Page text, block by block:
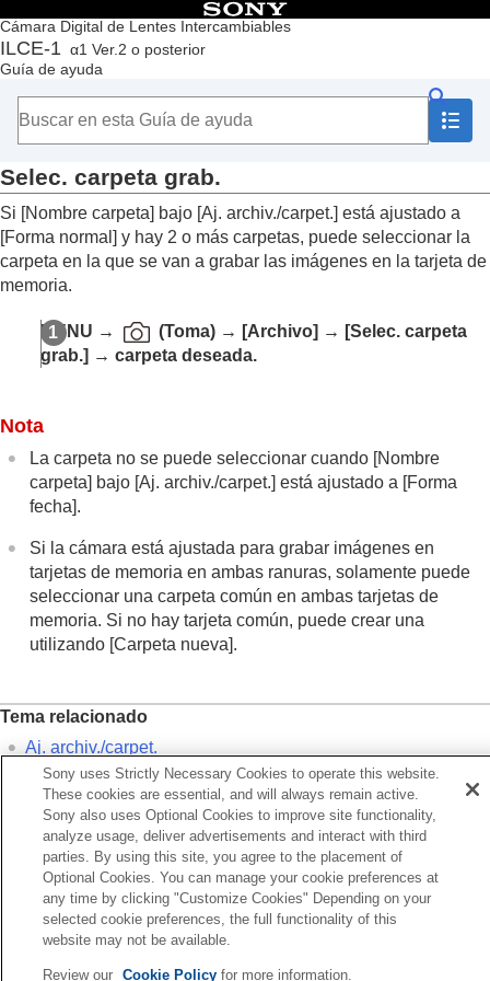
Cámara Digital de Lentes Intercambiables
ILCE-1 α1 Ver.2 o posterior
Guía de ayuda
Contenido
Principio
Cómo utilizar la “Guía de ayuda”
Comprobación de la cámara y los elementos suministrados
Operaciones básicas
Preparación de la cámara/Operaciones básicas de toma
Búsqueda de funciones desde MENU
Utilización de las funciones de toma de imágenes
Personalización de la cámara
Visionado
Ajustes de tarjeta de memoria
Ajustes de archivo
Ajustes archivo
Información IPTC
Inform. de copyright
Ajustes de red
Ajustes de visor/monitor
Ajustes de alimentación
Ajustes USB
Ajustes de salida a dispositivos externos
Utilización de un ordenador
Apéndice
Si tiene problemas
Selec. carpeta grab.
Si [Nombre carpeta] bajo [Aj. archiv./carpet.] está ajustado a
[Forma normal] y hay 2 o más carpetas, puede seleccionar la
carpeta en la que se van a grabar las imágenes en la tarjeta de
memoria.
MENU → (Toma) → [Archivo] → [Selec. carpeta
grab.] → carpeta deseada.
Nota
La carpeta no se puede seleccionar cuando [Nombre
carpeta] bajo [Aj. archiv./carpet.] está ajustado a [Forma
fecha].
Si la cámara está ajustada para grabar imágenes en
tarjetas de memoria en ambas ranuras, solamente puede
seleccionar una carpeta común en ambas tarjetas de
memoria. Si no hay tarjeta común, puede crear una
utilizando [Carpeta nueva].
Tema relacionado
Aj. archiv./carpet.
Carpeta nueva
Anterior
archiv./carpet.
Siguiente
Carpeta
Si la versión del software del sistema de su cámara es anterior a la
Ver.2.00, consulte la Guía de ayuda en la URL siguiente.
Sony uses Strictly Necessary Cookies to operate this website.
These cookies are essential, and will always remain active.
Sony also uses Optional Cookies to improve site functionality,
analyze usage, deliver advertisements and interact with third
parties. By using this site, you agree to the placement of
Optional Cookies. You can manage your cookie preferences at
any time by clicking "Customize Cookies" Depending on your
selected cookie preferences, the full functionality of this
website may not be available.
Review our Cookie Policyfor more information.